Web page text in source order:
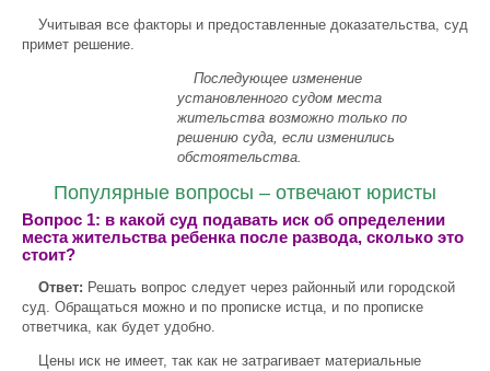
Учитывая все факторы и предоставленные доказательства, суд
примет решение.
Последующее изменение
установленного судом места
жительства возможно только по
решению суда, если изменились
обстоятельства.
Популярные вопросы – отвечают юристы
Вопрос 1: в какой суд подавать иск об определении
места жительства ребенка после развода, сколько это
стоит?
Ответ: Решать вопрос следует через районный или городской
суд. Обращаться можно и по прописке истца, и по прописке
ответчика, как будет удобно.
Цены иск не имеет, так как не затрагивает материальные